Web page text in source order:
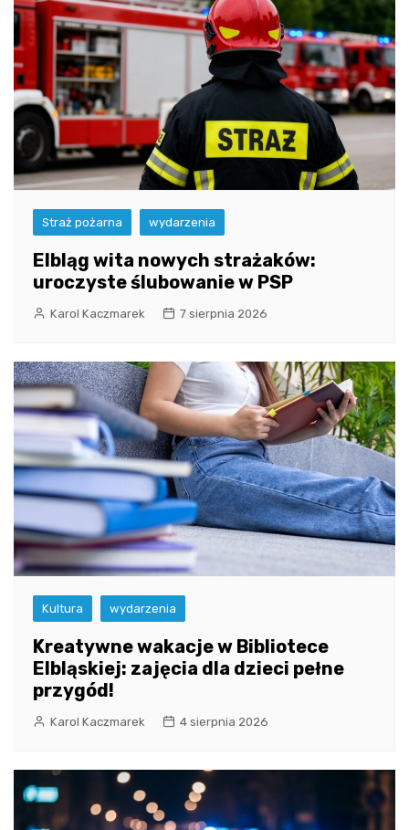
Straż pożarna wydarzenia
Elbląg wita nowych strażaków:
uroczyste ślubowanie w PSP
Karol Kaczmarek 7 sierpnia 2026
Kultura wydarzenia
Kreatywne wakacje w Bibliotece
Elbląskiej: zajęcia dla dzieci pełne
przygód!
Karol Kaczmarek 4 sierpnia 2026